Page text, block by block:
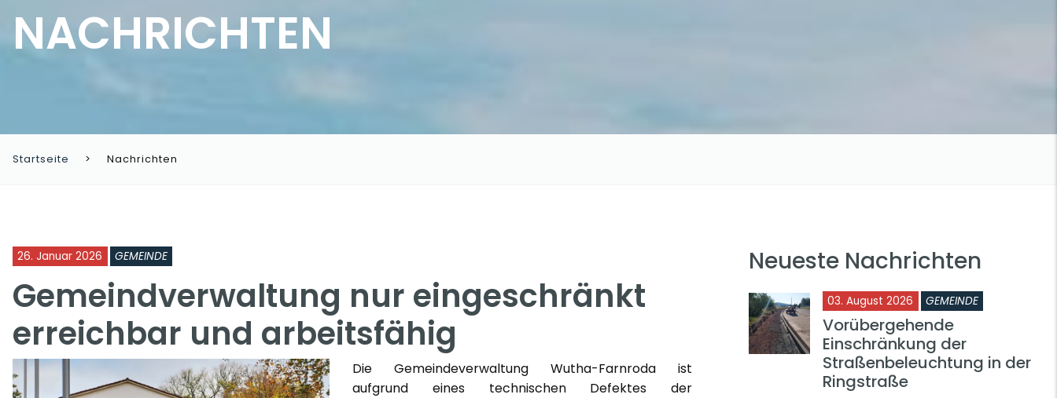
NACHRICHTEN
Startseite Nachrichten
26. Januar 2026 GEMEINDE
Gemeindverwaltung nur eingeschränkt
erreichbar und arbeitsfähig
Die Gemeindeverwaltung Wutha-Farnroda ist
aufgrund eines technischen Defektes der
Neueste Nachrichten
03. August 2026 GEMEINDE
Vorübergehende
Einschränkung der
Straßenbeleuchtung in der
Ringstraße